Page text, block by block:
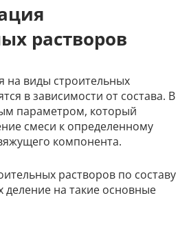
растворов
на виды строительных
в зависимости от состава. В
параметром, который
смеси к определенному
компонента.
растворов по составу
деление на такие основные